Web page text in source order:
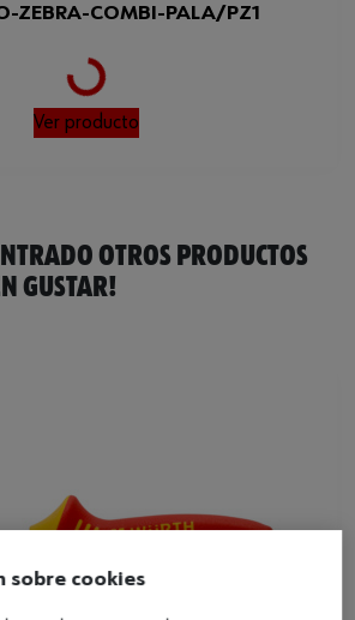
ZEBRA-COMBI-PALA/PZ1
Loading...
Ver producto
OTROS PRODUCTOS
GUSTAR!
sobre cookies